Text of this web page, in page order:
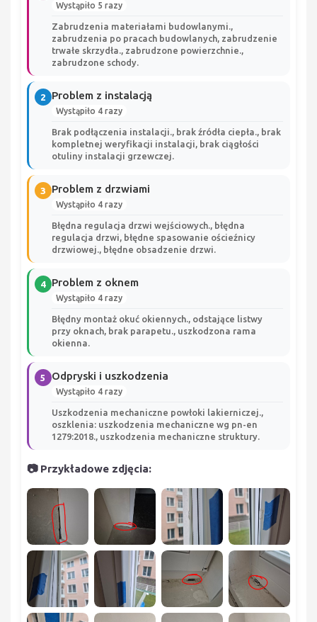
Wystąpiło 5 razy
Zabrudzenia materiałami budowlanymi.,
zabrudzenia po pracach budowlanych, zabrudzenie
trwałe skrzydła., zabrudzone powierzchnie.,
zabrudzone schody.
2 Problem z instalacją
Wystąpiło 4 razy
Brak podłączenia instalacji., brak źródła ciepła., brak
kompletnej weryfikacji instalacji, brak ciągłości
otuliny instalacji grzewczej.
3 Problem z drzwiami
Wystąpiło 4 razy
Błędna regulacja drzwi wejściowych., błędna
regulacja drzwi, błędne spasowanie ościeźnicy
drzwiowej., błędne obsadzenie drzwi.
4 Problem z oknem
Wystąpiło 4 razy
Błędny montaż okuć okiennych., odstające listwy
przy oknach, brak parapetu., uszkodzona rama
okienna.
5 Odpryski i uszkodzenia
Wystąpiło 4 razy
Uszkodzenia mechaniczne powłoki lakierniczej.,
oszklenia: uszkodzenia mechaniczne wg pn-en
1279:2018., uszkodzenia mechaniczne struktury.
📷 Przykładowe zdjęcia: